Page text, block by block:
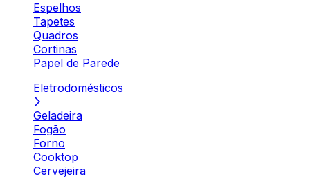
Espelhos
Tapetes
Quadros
Cortinas
Papel de Parede
Eletrodomésticos
Geladeira
Fogão
Forno
Cooktop
Cervejeira